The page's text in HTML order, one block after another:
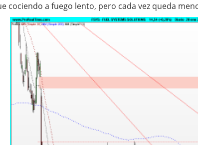
cociendo a fuego lento, pero cada vez queda